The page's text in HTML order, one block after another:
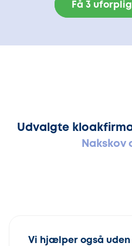
Få 3
Udvalgte
Nakskov
Vi hjælper også uden